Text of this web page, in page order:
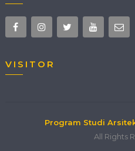
VISITOR
Program Studi
All Rights